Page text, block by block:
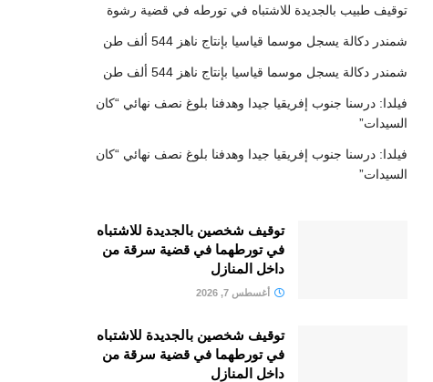
توقيف طبيب بالجديدة للاشتباه في تورطه في قضية رشوة
شمندر دكالة يسجل موسما قياسيا بإنتاج ناهز 544 ألف طن
شمندر دكالة يسجل موسما قياسيا بإنتاج ناهز 544 ألف طن
فيلدا: درسنا جنوب إفريقيا جيدا وهدفنا بلوغ نصف نهائي “كان
السيدات”
فيلدا: درسنا جنوب إفريقيا جيدا وهدفنا بلوغ نصف نهائي “كان
السيدات”
توقيف شخصين بالجديدة للاشتباه
في تورطهما في قضية سرقة من
داخل المنازل
أغسطس 7, 2026
توقيف شخصين بالجديدة للاشتباه
في تورطهما في قضية سرقة من
داخل المنازل